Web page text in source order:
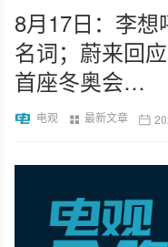
8月17日：李
名词；蔚来回
首座冬奥会…
电观 最新文章